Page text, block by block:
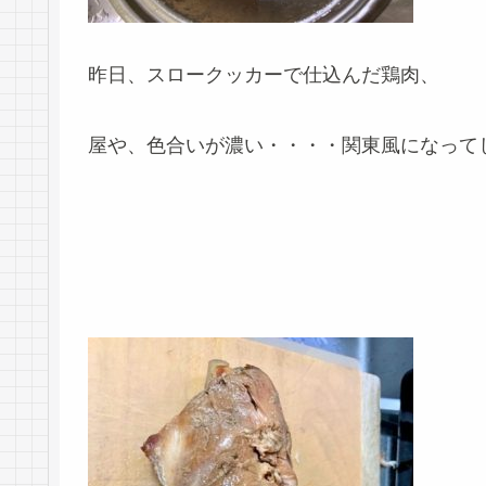
昨日、スロークッカーで仕込んだ鶏肉、
屋や、色合いが濃い・・・・関東風になって